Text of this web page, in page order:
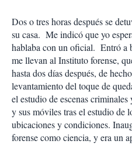
Dos o tres horas después se
su casa. Me indicó que yo
hablaba con un oficial. Entró a
me llevan al Instituto forense,
hasta dos días después, de
levantamiento del toque de
el estudio de escenas
y sus móviles tras el estudio de
ubicaciones y condiciones.
forense como ciencia, y era un